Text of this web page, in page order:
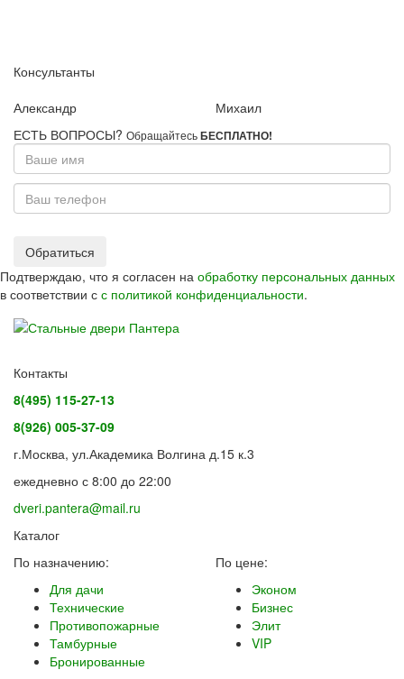
Консультанты
Александр
Михаил
ЕСТЬ ВОПРОСЫ? ОбращайтесьБЕСПЛАТНО!
Ваше
имя
Ваш
телефон
Обратиться
Подтверждаю, что я согласен на обработку персональных данных
в соответствии с с политикой конфиденциальности.
Контакты
8(495) 115-27-13
8(926) 005-37-09
г.Москва, ул.Академика Волгина д.15 к.3
ежедневно с 8:00 до 22:00
dveri.pantera@mail.ru
Каталог
По назначению:
Для дачи
Технические
Противопожарные
Тамбурные
Бронированные
По цене:
Эконом
Бизнес
Элит
VIP